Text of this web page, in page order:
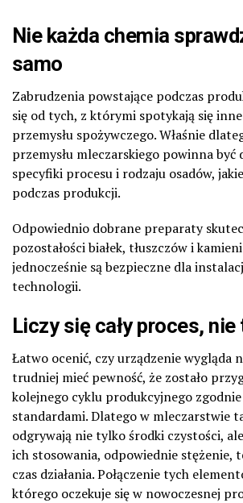
Nie każda chemia
samo
Zabrudzenia powstające podczas
się od tych, z którymi spotykają się inne
przemysłu spożywczego. Właśnie
przemysłu mleczarskiego powinna być
specyfiki procesu i rodzaju osadów,
podczas produkcji.
Odpowiednio dobrane preparaty
pozostałości białek, tłuszczów i
jednocześnie są bezpieczne dla
technologii.
Liczy się cały proces,
Łatwo ocenić, czy urządzenie wygląda
trudniej mieć pewność, że zostało
kolejnego cyklu produkcyjnego
standardami. Dlatego w mleczarstwie
odgrywają nie tylko środki czystości,
ich stosowania, odpowiednie stężenie,
czas działania. Połączenie tych
którego oczekuje się w nowoczesnej